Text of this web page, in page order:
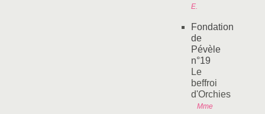
E.
Fondation
de
Pévèle
n°19
Le
beffroi
d'Orchies
Mme